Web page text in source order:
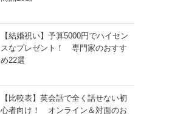
【結婚祝い】予算5000円でハイセン
スなプレゼント！ 専門家のおすす
め22選
【比較表】英会話で全く話せない初
心者向け！ オンライン＆対面のお